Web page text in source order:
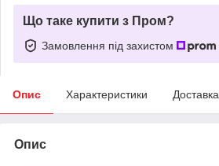
Що таке купити з Пром?
Замовлення під захистом
Опис Характеристики Доставка
Опис